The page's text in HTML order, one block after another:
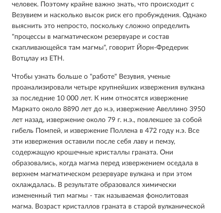
человек. Поэтому крайне важно знать, что происходит с
Везувием и насколько высок риск его пробуждения. Однако
выяснить это непросто, поскольку сложно определить
"процессы в магматическом резервуаре и состав
скапливающейся там магмы", говорит Йорн-Фредерик
Вотцлау из ETH.
Чтобы узнать больше о "работе" Везувия, ученые
проанализировали четыре крупнейших извержения вулкана
за последние 10 000 лет. К ним относятся извержение
Маркато около 8890 лет до н.э, извержение Авеллино 3950
лет назад, извержение около 79 г. н.э., повлекшее за собой
гибель Помпей, и извержение Поллена в 472 году н.э. Все
эти извержения оставили после себя лаву и пемзу,
содержащую крошечные кристаллы граната. Они
образовались, когда магма перед извержением оседала в
верхнем магматическом резервуаре вулкана и при этом
охлаждалась. В результате образовался химически
измененный тип магмы - так называемая фонолитовая
магма. Возраст кристаллов граната в старой вулканической